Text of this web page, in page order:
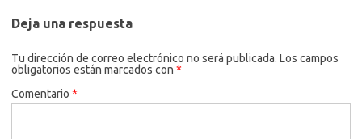
Deja una respuesta
Tu dirección de correo electrónico no será publicada. Los campos
obligatorios están marcados con *
Comentario *